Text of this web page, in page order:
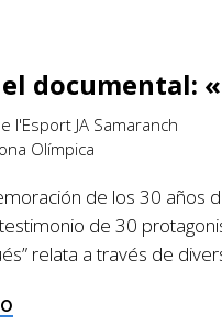
documental:
l'Esport JA Samaranch
Olímpica
de los 30 años
de 30
relata a través de